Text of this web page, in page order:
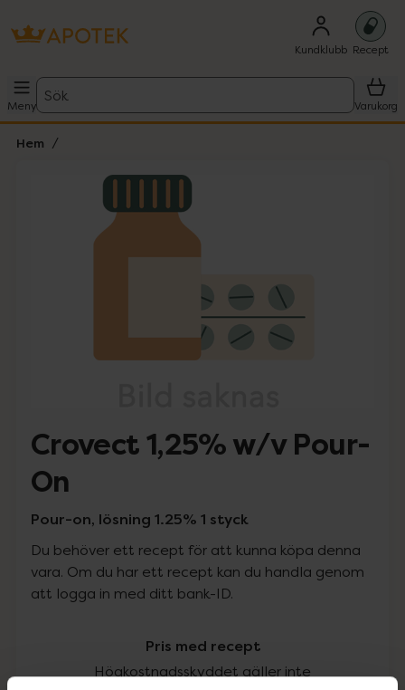
Kundklubb Recept
Meny
Sök
Varukorg
Hem
Lista: . Innehåller 1 objekt.
Crovect 1,25% w/v Pour-
On
Pour-on, lösning 1.25% 1 styck
Du behöver ett recept för att kunna köpa denna
vara. Om du har ett recept kan du handla genom
att logga in med ditt bank-ID.
Pris med recept
Högkostnadsskyddet gäller inte